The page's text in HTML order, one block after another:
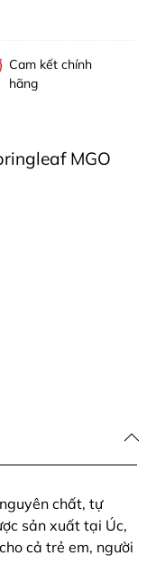
Cam kết chính
hãng
MGO
chất, tự
sản xuất tại Úc,
cả trẻ em, người